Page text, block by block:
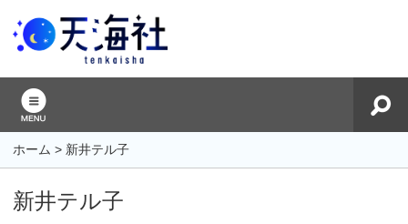
ホーム > 新井テル子
新井テル子